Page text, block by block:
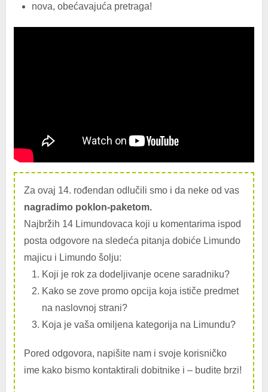
nova, obećavajuća pretraga!
Za ovaj 14. rođendan odlučili smo i da neke od vas
nagradimo poklon-paketom.
Najbržih 14 Limundovaca koji u komentarima ispod
posta odgovore na sledeća pitanja dobiće Limundo
majicu i Limundo šolju:
Koji je rok za dodeljivanje ocene saradniku?
Kako se zove promo opcija koja ističe predmet
na naslovnoj strani?
Koja je vaša omiljena kategorija na Limundu?
Pored odgovora, napišite nam i svoje korisničko
ime kako bismo kontaktirali dobitnike i – budite brzi!